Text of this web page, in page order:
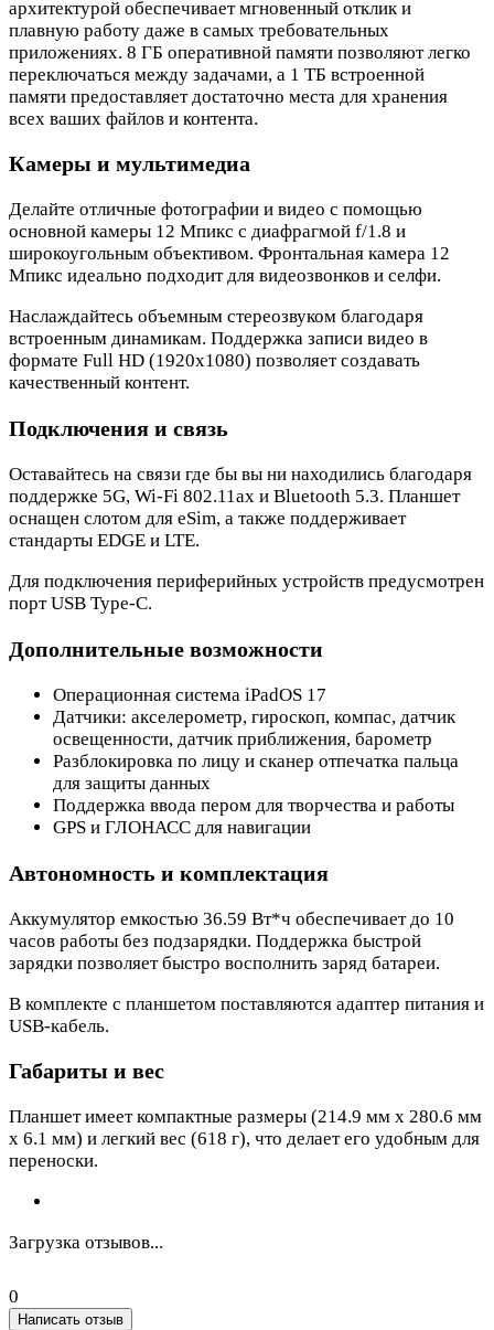
архитектурой обеспечивает мгновенный отклик и
плавную работу даже в самых требовательных
приложениях. 8 ГБ оперативной памяти позволяют легко
переключаться между задачами, а 1 ТБ встроенной
памяти предоставляет достаточно места для хранения
всех ваших файлов и контента.
Камеры и мультимедиа
Делайте отличные фотографии и видео с помощью
основной камеры 12 Мпикс с диафрагмой f/1.8 и
широкоугольным объективом. Фронтальная камера 12
Мпикс идеально подходит для видеозвонков и селфи.
Наслаждайтесь объемным стереозвуком благодаря
встроенным динамикам. Поддержка записи видео в
формате Full HD (1920x1080) позволяет создавать
качественный контент.
Подключения и связь
Оставайтесь на связи где бы вы ни находились благодаря
поддержке 5G, Wi-Fi 802.11ax и Bluetooth 5.3. Планшет
оснащен слотом для eSim, а также поддерживает
стандарты EDGE и LTE.
Для подключения периферийных устройств предусмотрен
порт USB Type-C.
Дополнительные возможности
Операционная система iPadOS 17
Датчики: акселерометр, гироскоп, компас, датчик
освещенности, датчик приближения, барометр
Разблокировка по лицу и сканер отпечатка пальца
для защиты данных
Поддержка ввода пером для творчества и работы
GPS и ГЛОНАСС для навигации
Автономность и комплектация
Аккумулятор емкостью 36.59 Вт*ч обеспечивает до 10
часов работы без подзарядки. Поддержка быстрой
зарядки позволяет быстро восполнить заряд батареи.
В комплекте с планшетом поставляются адаптер питания и
USB-кабель.
Габариты и вес
Планшет имеет компактные размеры (214.9 мм x 280.6 мм
x 6.1 мм) и легкий вес (618 г), что делает его удобным для
переноски.
Загрузка отзывов...
0
Написать отзыв